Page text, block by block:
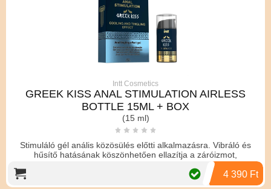
Intt Cosmetics
GREEK KISS ANAL STIMULATION AIRLESS
BOTTLE 15ML + BOX
(15 ml)
Stimuláló gél anális közösülés előtti alkalmazásra. Vibráló és
hűsítő hatásának köszönhetően ellazítja a záróizmot,
4 390 Ft